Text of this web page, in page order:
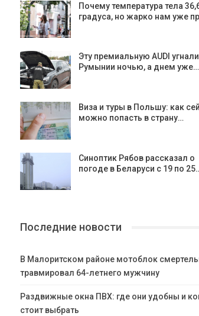
Почему температура тела
градуса, но жарко нам уже
Эту премиальную AUDI
Румынии ночью, а днем уже…
Виза и туры в Польшу: как
можно попасть в страну…
Синоптик Рябов рассказал о
погоде в Беларуси с 19 по
Последние новости
В Малоритском районе мотоблок
травмировал 64-летнего мужчину
Раздвижные окна ПВХ: где они удобны и
стоит выбрать